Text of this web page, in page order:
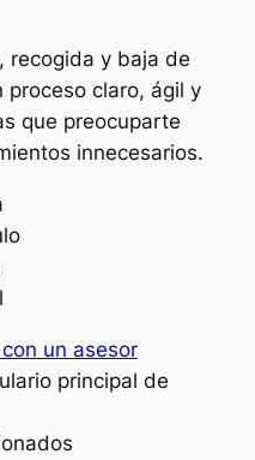
recogida y baja de
proceso claro, ágil y
que preocuparte
innecesarios.
un asesor
principal de